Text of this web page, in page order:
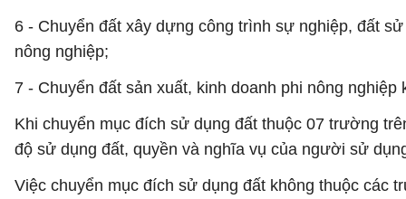
6 - Chuyển đất xây dựng công trình sự nghiệp, đất
nông nghiệp;
7 - Chuyển đất sản xuất, kinh doanh phi nông
Khi chuyển mục đích sử dụng đất thuộc 07 trường
độ sử dụng đất, quyền và nghĩa vụ của người sử
Việc chuyển mục đích sử dụng đất không thuộc các